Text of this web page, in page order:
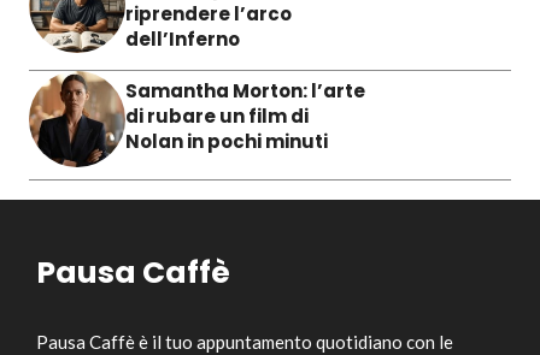
riprendere l’arco
dell’Inferno
Samantha Morton: l’arte
di rubare un film di
Nolan in pochi minuti
Pausa Caffè
Pausa Caffè è il tuo appuntamento quotidiano con le